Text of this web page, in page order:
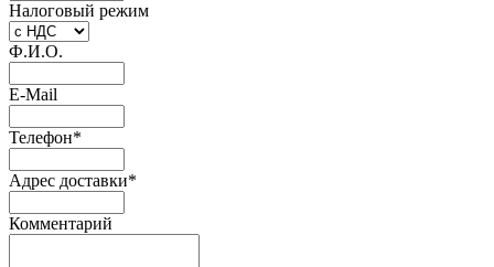
Налоговый режим
Ф.И.О.
E-Mail
Телефон*
Адрес доставки*
Комментарий